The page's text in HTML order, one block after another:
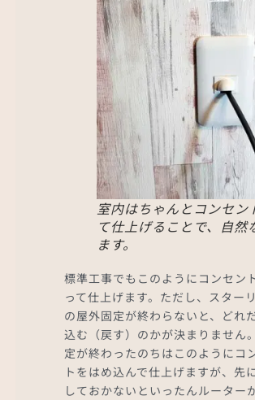
室内はちゃんとコンセン
て仕上げることで、自然
ます。
標準工事でもこのようにコンセン
って仕上げます。ただし、スター
の屋外固定が終わらないと、どれ
込む（戻す）のかが決まりません
定が終わったのちはこのようにコ
トをはめ込んで仕上げますが、先
しておかないといったんルーター